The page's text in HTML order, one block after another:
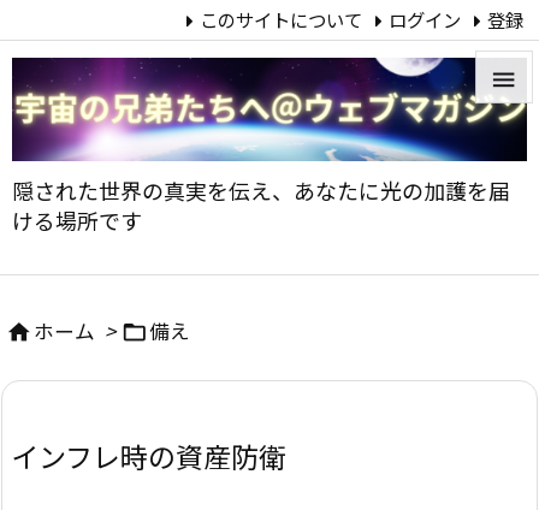
隠された世界の真実を伝え、あなたに光の加護を届
ける場所です


メニ


次へ
このサイトについて ログイン 登録
ホーム > 備え
インフレ時の資産防衛